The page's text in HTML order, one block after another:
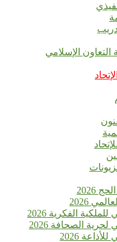
التعاون الإسلامي
2026
2026
الفكرية 2026
لحرية الصحافة 2026
2026